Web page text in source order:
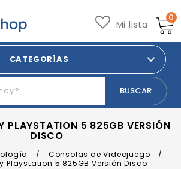
0
Mi lista
CATEGORÍAS
PLAYSTATION 5 825GB VERSIÓN
DISCO
/ Consolas de Videojuego
/
Playstation 5 825GB Versión Disco